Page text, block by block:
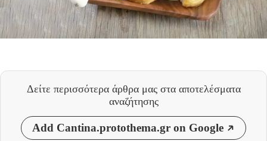
Δείτε περισσότερα άρθρα μας στα αποτελέσματα
αναζήτησης
Add Cantina.protothema.gr on Google